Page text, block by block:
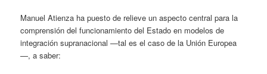
Manuel Atienza ha puesto de relieve un aspecto central para la
comprensión del funcionamiento del Estado en modelos de
integración supranacional —tal es el caso de la Unión Europea
—, a saber: